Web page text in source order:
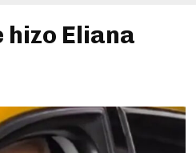
hizo Eliana